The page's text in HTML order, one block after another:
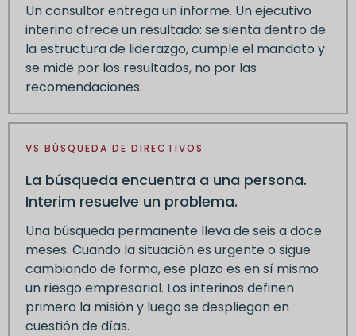
Un consultor entrega un informe. Un ejecutivo
interino ofrece un resultado: se sienta dentro de
la estructura de liderazgo, cumple el mandato y
se mide por los resultados, no por las
recomendaciones.
VS BÚSQUEDA DE DIRECTIVOS
La búsqueda encuentra a una persona.
Interim resuelve un problema.
Una búsqueda permanente lleva de seis a doce
meses. Cuando la situación es urgente o sigue
cambiando de forma, ese plazo es en sí mismo
un riesgo empresarial. Los interinos definen
primero la misión y luego se despliegan en
cuestión de días.